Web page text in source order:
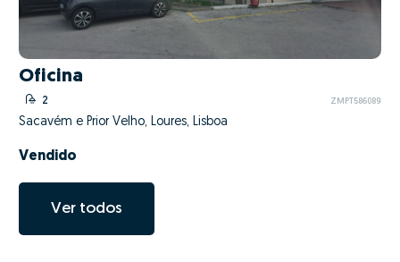
Oficina
2 ZMPT586089
Sacavém e Prior Velho, Loures, Lisboa
Vendido
Ver todos